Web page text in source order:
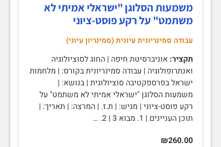
משמעות הסלוגן "ישראלי אמיתי לא
משתמט" על רקע פוסט-ציוני
עבודה סמינריונית עיונית (סמינריון עיוני)
תקציר: אוניברסיטת חיפה | החוג לסוציולוגיה
ואנתרופולוגיה | עבודה סמינריונית בקורס: | מלחמות
ישראל בפרספקטיבה סוציולוגית | בנושא: |
משמעות הסלוגן "ישראלי אמיתי לא משתמט" על
רקע פוסט-ציוני | מגיש: | ת.ז. | המרצה: | תאריך: |
תוכן העניינים | 1. מבוא 3 | 2. …
₪260.00